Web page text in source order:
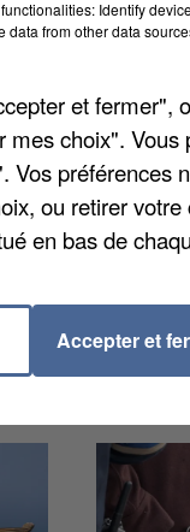
de jouets
Le Courrier
remplacer
Identify
from other data
et fermer",
choix".
préférences
ou retirer
en bas de
Accepter et